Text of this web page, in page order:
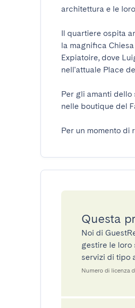
architettura e le
Il quartiere ospita
la magnifica
Expiatoire, dove
nell'attuale Place
Per gli amanti
nelle boutique del
Per un momento di
Questa
Noi di
gestire le loro
servizi di tipo
Numero di licenza